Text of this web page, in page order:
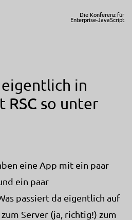
Die Konferenz für
Enterprise-JavaScript
in
RSC so unter
eine App mit ein paar
ein paar
passiert da eigentlich auf
Server (ja, richtig!) zum